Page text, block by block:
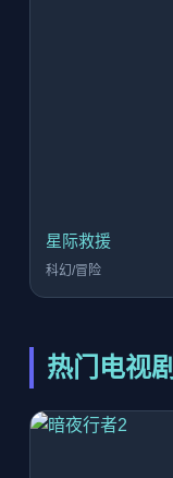
星际救援
科幻/冒险
热门电视剧